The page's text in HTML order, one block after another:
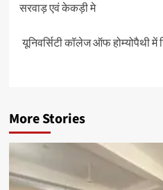
सरवाड़ एवं केकड़ी मे
यूनिवर्सिटी कॉलेज ऑफ होम्योपैथी में
More Stories